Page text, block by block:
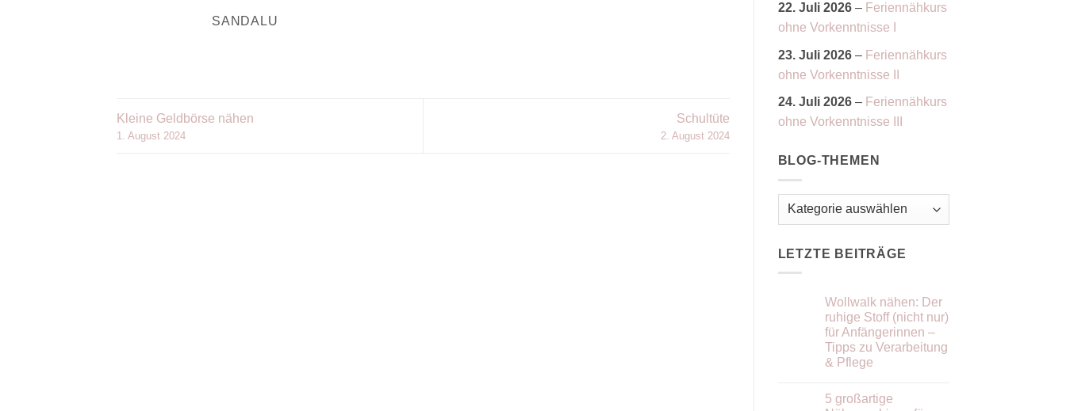
SANDALU
Kleine Geldbörse nähen
1. August 2024
Schultüte
2. August 2024
22. Juli 2026– Feriennähkurs
ohne Vorkenntnisse I
23. Juli 2026– Feriennähkurs
ohne Vorkenntnisse II
24. Juli 2026– Feriennähkurs
ohne Vorkenntnisse III
BLOG-THEMEN
Blog-
LETZTE BEITRÄGE
Wollwalk nähen: Der
ruhige Stoff (nicht nur)
für Anfängerinnen –
Tipps zu Verarbeitung
& Pflege
zu
Wollwalk
5 großartige